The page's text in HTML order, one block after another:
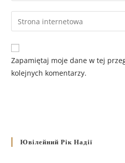
Zapamiętaj moje dane w tej
kolejnych komentarzy.
Ювілейний Рік Надії